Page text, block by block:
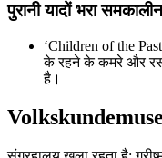
पुरानी यादों भरा
‘Children of the
के रहने के कमरे और
है।